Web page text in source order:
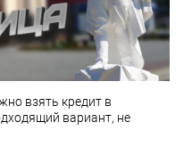
взять кредит в
вариант, не